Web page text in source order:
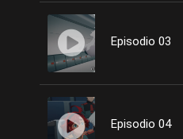
Episodio 03
Episodio 04